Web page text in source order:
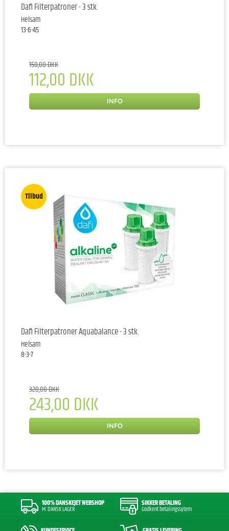
Dafi Filterpatroner - 3 stk.
Helsam
13-6-45
150,00 DKK
112,00 DKK
INFO
Tilbud
Dafi Filterpatroner Aquabalance - 3 stk.
Helsam
8-3-7
320,00 DKK
243,00 DKK
INFO
100% DANSKEJET WEBSHOP
M. DANSK LAGER
SIKKER BETALING
Godkent betalingssytem